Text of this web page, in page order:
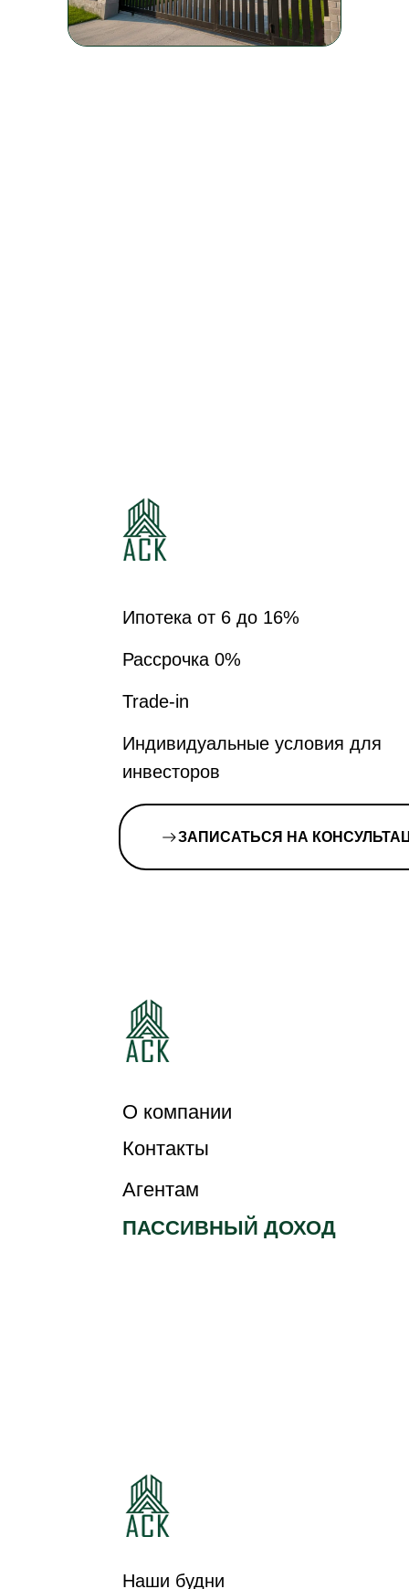
ЖИЛОЙ КВАРТАЛ
ШКОЛЬНЫЙ
Ипотека от 6 до 16%
Рассрочка 0%
Индивидуальные условия для
инвесторов
Trade-in
ЗАПИСАТЬСЯ НА
О компании
ПАССИВНЫЙ ДОХОД
Контакты
Агентам
Наши будни